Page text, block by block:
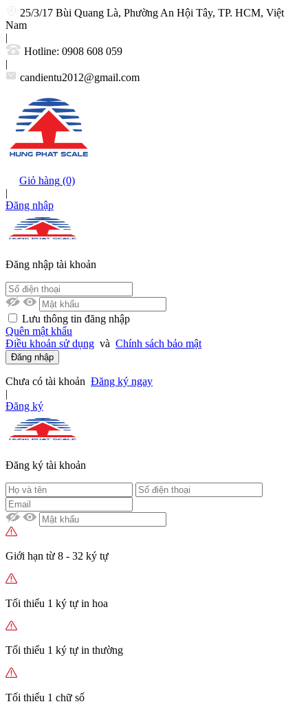
25/3/17 Bùi Quang Là, Phường An Hội Tây, TP. HCM, Việt
Nam
|
Hotline: 0908 608 059
|
candientu2012@gmail.com
Giỏ hàng (0)
|
Đăng nhập
Đăng nhập tài khoản
Lưu thông tin đăng nhập
Quên mật khẩu
Điều khoản sử dụng và Chính sách bảo mật
Đăng nhập
Chưa có tài khoản Đăng ký ngay
|
Đăng ký
Đăng ký tài khoản
Giới hạn từ 8 - 32 ký tự
Tối thiểu 1 ký tự in hoa
Tối thiểu 1 ký tự in thường
Tối thiểu 1 chữ số